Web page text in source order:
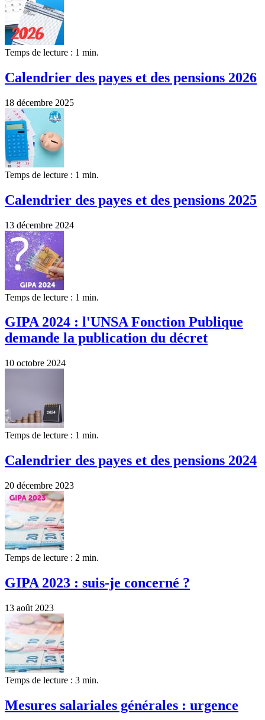
Temps de lecture : 1 min.
Calendrier des payes et des pensions 2026
18 décembre 2025
Temps de lecture : 1 min.
Calendrier des payes et des pensions 2025
13 décembre 2024
Temps de lecture : 1 min.
GIPA 2024 : l'UNSA Fonction Publique
demande la publication du décret
10 octobre 2024
Temps de lecture : 1 min.
Calendrier des payes et des pensions 2024
20 décembre 2023
Temps de lecture : 2 min.
GIPA 2023 : suis-je concerné ?
13 août 2023
Temps de lecture : 3 min.
Mesures salariales générales : urgence